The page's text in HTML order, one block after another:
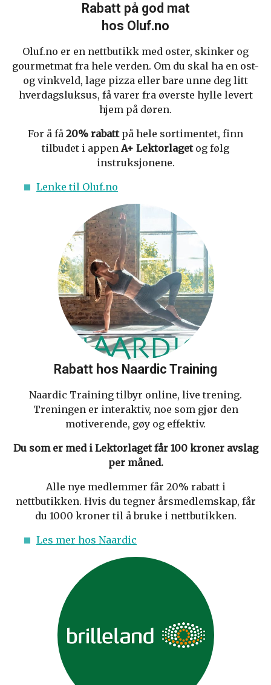
Rabatt på god mat
hos Oluf.no
Oluf.no er en nettbutikk med oster, skinker og
gourmetmat fra hele verden. Om du skal ha en ost-
og vinkveld, lage pizza eller bare unne deg litt
hverdagsluksus, få varer fra øverste hylle levert
hjem på døren.
For å få 20% rabattpå hele sortimentet, finn
tilbudet i appenA+ Lektorlagetog følg
instruksjonene.
Lenke til Oluf.no
Rabatt hos Naardic Training
Naardic Training tilbyr online, live trening.
Treningen er interaktiv, noe som gjør den
motiverende, gøy og effektiv.
Du som er med i Lektorlaget får 100 kroner avslag
per måned.
Alle nye medlemmer får 20% rabatt i
nettbutikken. Hvis du tegner årsmedlemskap, får
du 1000 kroner til å bruke i nettbutikken.
Les mer hos Naardic